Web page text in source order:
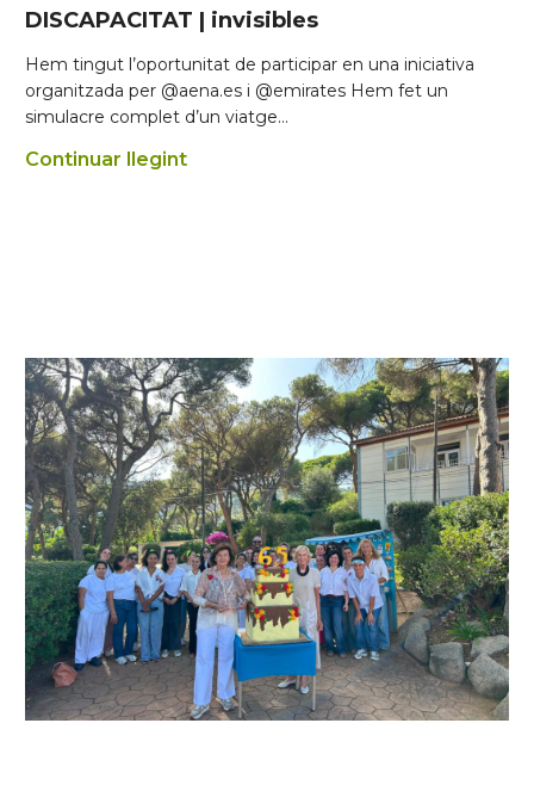
DISCAPACITAT | invisibles
Hem tingut l’oportunitat de participar en una iniciativa
organitzada per @aena.es i @emirates Hem fet un
simulacre complet d’un viatge…
Continuar llegint